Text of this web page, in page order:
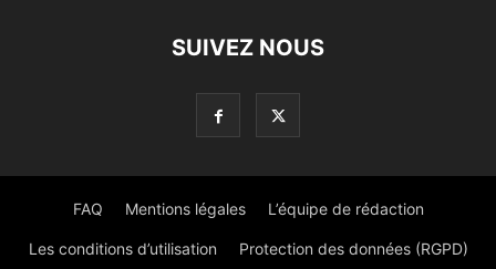
SUIVEZ NOUS
FAQ Mentions légales L’équipe de rédaction
Les conditions d’utilisation Protection des données (RGPD)